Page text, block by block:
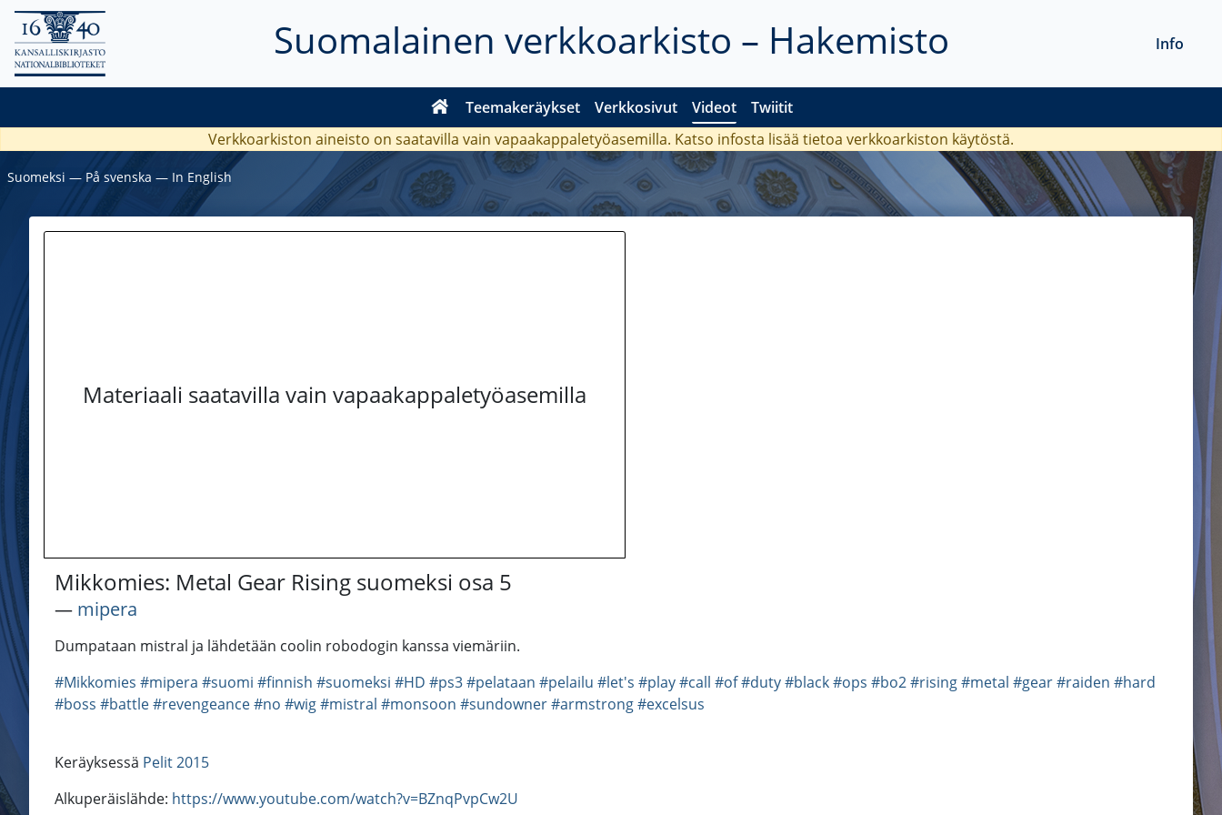
Suomalainen verkkoarkisto – Hakemisto
Teemakeräykset Verkkosivut Videot Twiitit
Info
Verkkoarkiston aineisto on saatavilla vain vapaakappaletyöasemilla. Katso infosta lisää tietoa verkkoarkiston käytöstä.
Suomeksi ― På svenska ― In English
Materiaali saatavilla vain vapaakappaletyöasemilla
Mikkomies: Metal Gear Rising suomeksi osa 5
― mipera
Dumpataan mistral ja lähdetään coolin robodogin kanssa viemäriin.
#Mikkomies #mipera #suomi #finnish #suomeksi #HD #ps3#pelataan #pelailu #let's #play#call #of#duty#black#ops #bo2#rising#metal #gear#raiden #hard
#boss #battle#revengeance#no #wig#mistral #monsoon #sundowner#armstrong#excelsus
Keräyksessä Pelit 2015
Alkuperäislähde: https://www.youtube.com/watch?v=BZnqPvpCw2U